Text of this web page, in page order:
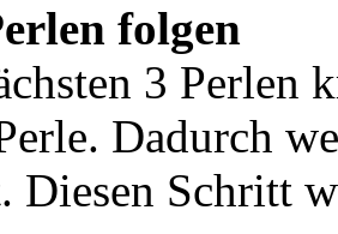
folgen
3 Perlen
Dadurch
Diesen Schritt